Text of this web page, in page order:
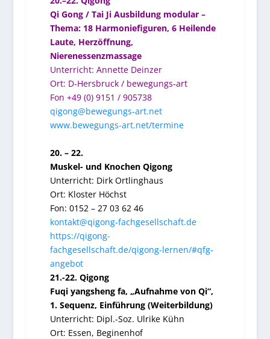
Qi Gong / Tai Ji Ausbildung modular –
Thema: 18 Harmoniefiguren, 6 Heilende
Laute, Herzöffnung,
Nierenessenzmassage
Unterricht: Annette Deinzer
Ort: D-Hersbruck / bewegungs-art
Fon +49 (0) 9151 / 905738
qigong@bewegungs-art.net
www.bewegungs-art.net/termine
20. – 22.
Muskel- und Knochen Qigong
Unterricht: Dirk Ortlinghaus
Ort: Kloster Höchst
Fon: 0152 – 27 03 62 46
kontakt@qigong-fachgesellschaft.de
https://qigong-
fachgesellschaft.de/qigong-lernen/#qfg-
angebot
21.-22. Qigong
Fuqi yangsheng fa, „Aufnahme von Qi“,
1. Sequenz, Einführung (Weiterbildung)
Unterricht: Dipl.-Soz. Ulrike Kühn
Ort: Essen, Beginenhof